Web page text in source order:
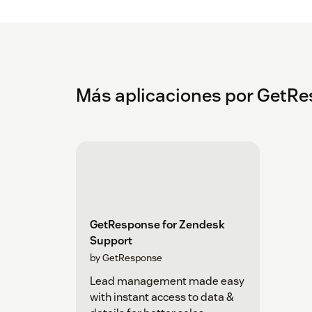
Más aplicaciones por
GetResponse for Zendesk
Support
by GetResponse
Lead management made easy
with instant access to data &